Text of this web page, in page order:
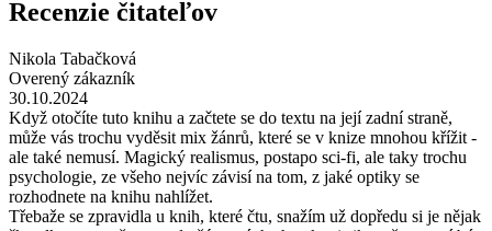
Recenzie čitateľov
Nikola Tabačková
Overený zákazník
30.10.2024
Když otočíte tuto knihu a začtete se do textu na její zadní straně,
může vás trochu vyděsit mix žánrů, které se v knize mnohou křížit -
ale také nemusí. Magický realismus, postapo sci-fi, ale taky trochu
psychologie, ze všeho nejvíc závisí na tom, z jaké optiky se
rozhodnete na knihu nahlížet.
Třebaže se zpravidla u knih, které čtu, snažím už dopředu si je nějak